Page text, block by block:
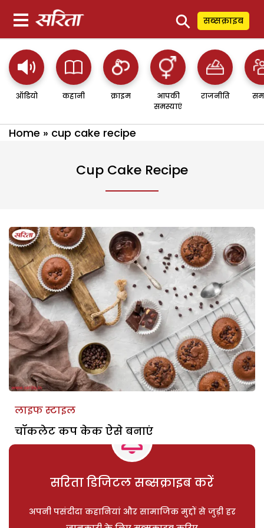
⚲ सब्सक्राइब
ऑडियो कहानी क्राइम
आपकी
समस्याएं
राजनीति
Home » cup cake recipe
Cup Cake Recipe
लाइफ स्टाइल
चॉकलेट कप केक ऐसे बनाएं
सरिता डिजिटल सब्सक्राइब करें
अपनी पसंदीदा कहानियां और सामाजिक मुद्दों से जुड़ी हर